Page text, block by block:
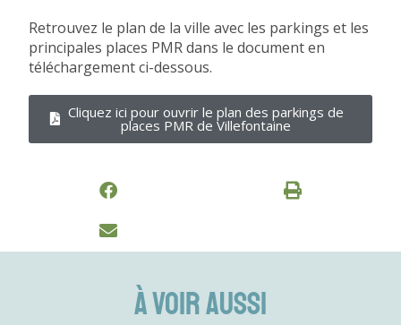
Retrouvez le plan de la ville avec les parkings et les
principales places PMR dans le document en
téléchargement ci-dessous.
Cliquez ici pour ouvrir le plan des parkings de
places PMR de Villefontaine
À VOIR AUSSI